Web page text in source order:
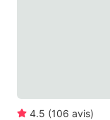
4.5 (106 avis)